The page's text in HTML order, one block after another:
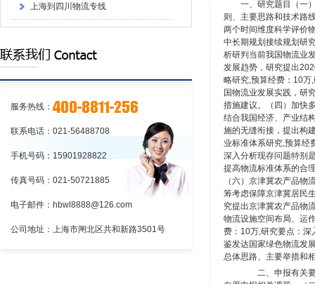
上海到江苏物流:铁路货物托运和承运
运的程序
单和运单上海到江苏物流:铁路货物托运和承运
服务热线：
联系电话：021-56488708
手机号码：15901928822
传真号码：021-50721885
电子邮件：hbwl8888@126.com
公司地址：上海市闸北区共和新路3501号
一、研究题目（一
则、主要思路和技术路
两个时间维度科学评价
中长期规划接续规划研
析研判当前我国物流业
发展趋势，研究提出
略研究,预算经费：10万
国物流业发展实践，研
措施建议。（四）加快
结合我国经济、产业结
施的无缝衔接，提出构
业标准体系研究,预算经
深入分析现存问题特别
提高物流标准体系的合
（六）京津冀农产品
筹考虑保障京津冀居民
究提出京津冀农产品物
物流设施空间布局、运
费：10万,研究要点：
鉴发达国家绿色物流发
总体思路、主要举措和
二、申报有关要